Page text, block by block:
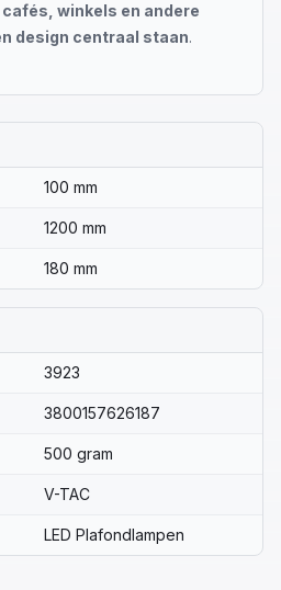
cafés, winkels en andere
design centraal staan.
100 mm
1200 mm
180 mm
3923
3800157626187
500 gram
V-TAC
LED Plafondlampen